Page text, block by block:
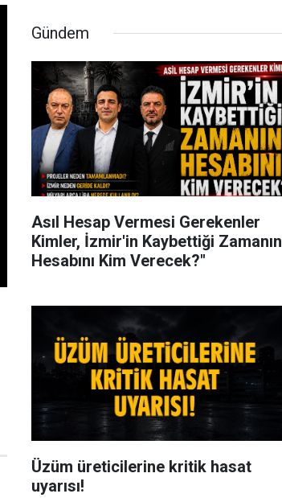
Gündem
Asıl Hesap Vermesi Gerekenler
Kimler, İzmir'in Kaybettiği Zamanın
Hesabını Kim Verecek?"
Üzüm üreticilerine kritik hasat
uyarısı!